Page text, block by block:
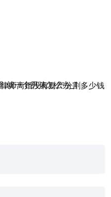
,就一个男孩怎么办_1
师离婚没有财产分割多少钱